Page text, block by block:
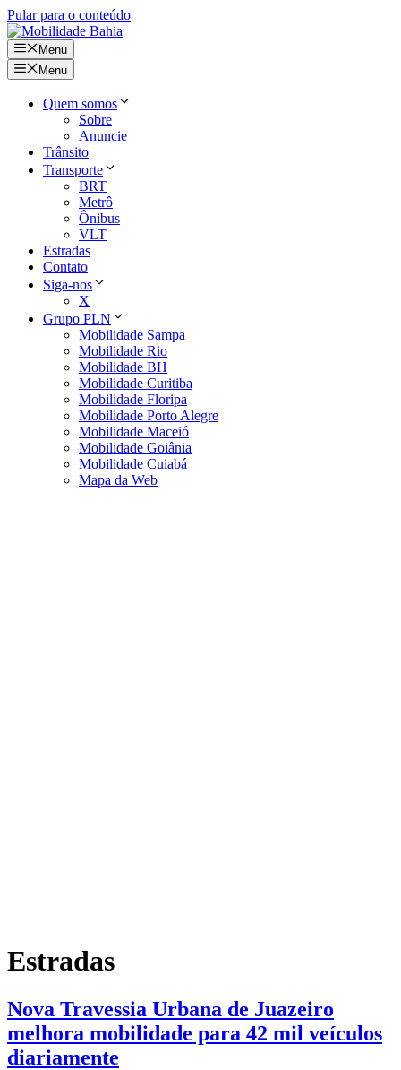
Pular para o conteúdo
Menu
Menu
Quem somos
Sobre
Anuncie
Trânsito
Transporte
BRT
Metrô
Ônibus
VLT
Estradas
Contato
Siga-nos
X
Grupo PLN
Mobilidade Sampa
Mobilidade Rio
Mobilidade BH
Mobilidade Curitiba
Mobilidade Floripa
Mobilidade Porto Alegre
Mobilidade Maceió
Mobilidade Goiânia
Mobilidade Cuiabá
Mapa da Web
Estradas
Nova Travessia Urbana de Juazeiro
melhora mobilidade para 42 mil veículos
diariamente